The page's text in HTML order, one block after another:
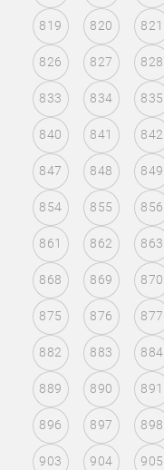
819 820 821
826 827 828
833 834 835
840 841 842
847 848 849
854 855 856
861 862 863
868 869 870
875 876 877
882 883 884
889 890 891
896 897 898
903 904 905